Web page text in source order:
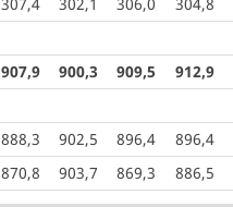
907,9 900,3 909,5 912,9
888,3 902,5 896,4 896,4
870,8 903,7 869,3 886,5